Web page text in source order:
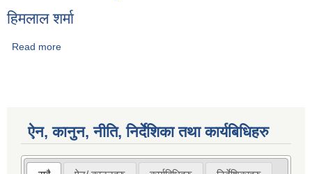
हिमलाल शर्मा
Read more
ऐन, कानुन, नीति, निर्देशिका तथा कार्यबिधिहरु